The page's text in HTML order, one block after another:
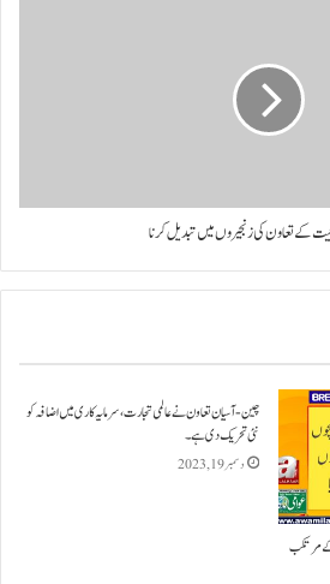
جیت کے تعاون کی زنجیروں میں تبدیل کرنا
کے مرتکب
چین-آسیان تعاون نے عالمی تجارت، سرمایہ کاری میں اضافہ کو
نئی تحریک دی ہے۔
دسمبر 19, 2023